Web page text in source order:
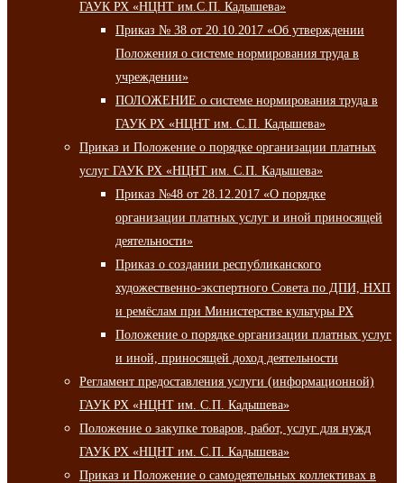
ГАУК РХ «НЦНТ им.С.П. Кадышева»
Приказ № 38 от 20.10.2017 «Об утверждении
Положения о системе нормирования труда в
учреждении»
ПОЛОЖЕНИЕ о системе нормирования труда в
ГАУК РХ «НЦНТ им. С.П. Кадышева»
Приказ и Положение о порядке организации платных
услуг ГАУК РХ «НЦНТ им. С.П. Кадышева»
Приказ №48 от 28.12.2017 «О порядке
организации платных услуг и иной приносящей
деятельности»
Приказ о создании республиканского
художественно-экспертного Совета по ДПИ, НХП
и ремёслам при Министерстве культуры РХ
Положение о порядке организации платных услуг
и иной, приносящей доход деятельности
Регламент предоставления услуги (информационной)
ГАУК РХ «НЦНТ им. С.П. Кадышева»
Положение о закупке товаров, работ, услуг для нужд
ГАУК РХ «НЦНТ им. С.П. Кадышева»
Приказ и Положение о самодеятельных коллективах в